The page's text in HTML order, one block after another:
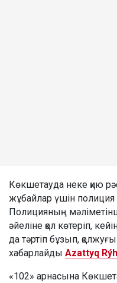
Көкшетауда неке қию
жұбайлар үшін полиция
Полицияның
әйеліне қол көтеріп,
да тәртіп бұзып,
хабарлайды Azattyq
«102» арнасына